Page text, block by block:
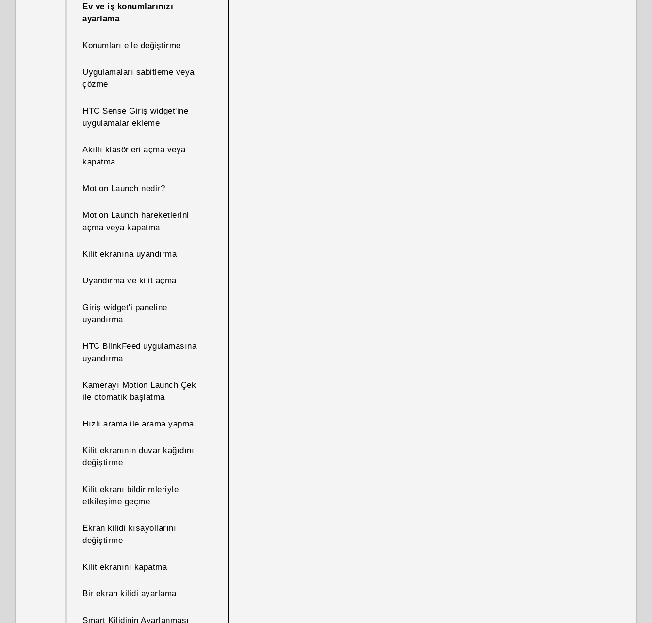
Ev ve iş konumlarınızı
ayarlama
Konumları elle değiştirme
Uygulamaları sabitleme veya
çözme
HTC Sense Giriş widget'ine
uygulamalar ekleme
Akıllı klasörleri açma veya
kapatma
Motion Launch nedir?
Motion Launch hareketlerini
açma veya kapatma
Kilit ekranına uyandırma
Uyandırma ve kilit açma
Giriş widget'i paneline
uyandırma
HTC BlinkFeed uygulamasına
uyandırma
Kamerayı Motion Launch Çek
ile otomatik başlatma
Hızlı arama ile arama yapma
Kilit ekranının duvar kağıdını
değiştirme
Kilit ekranı bildirimleriyle
etkileşime geçme
Ekran kilidi kısayollarını
değiştirme
Kilit ekranını kapatma
Bir ekran kilidi ayarlama
Smart Kilidinin Ayarlanması